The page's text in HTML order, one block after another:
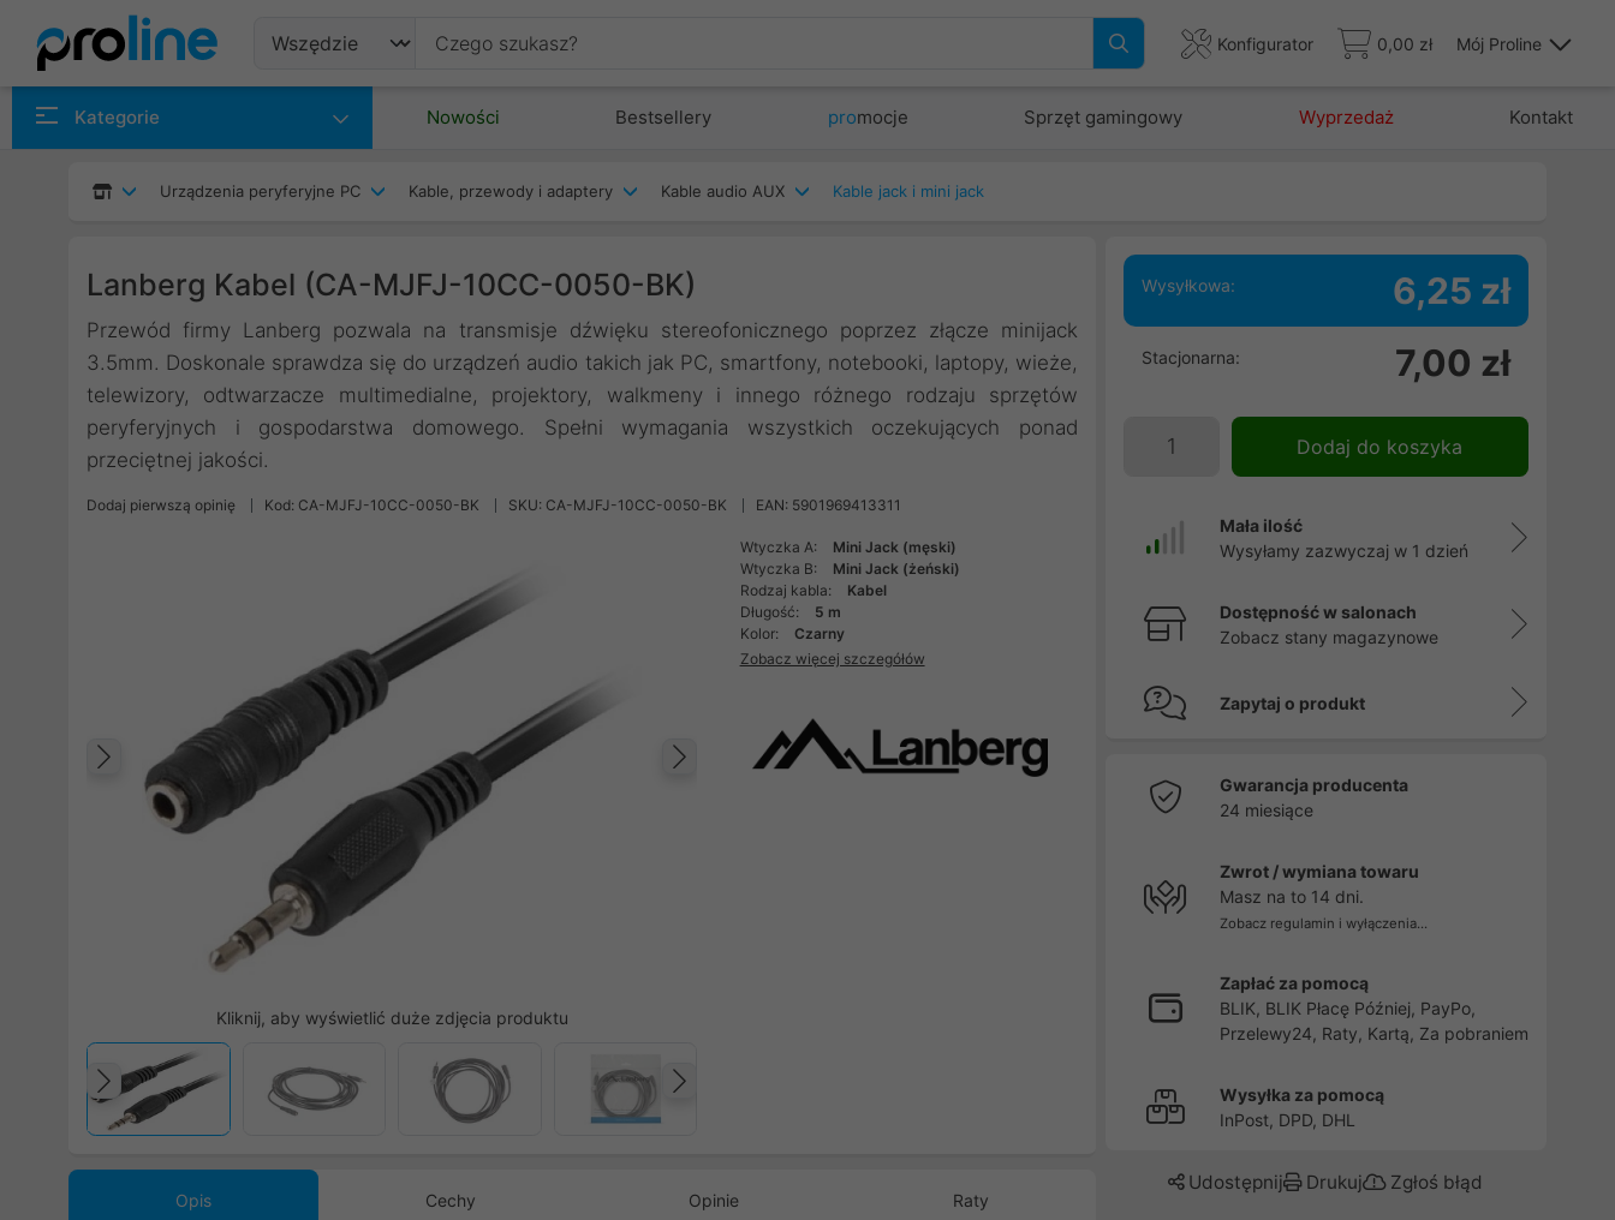
Konfigurator 0,00 zł Mój Proline
Kategorie Nowości Bestsellery promocje Sprzęt gamingowy Wyprzedaż Kontakt
Urządzenia peryferyjne PC Kable, przewody i adaptery Kable audio AUX Kable jack i mini jack
Lanberg Kabel (CA-MJFJ-10CC-0050-BK)
Przewód firmy Lanberg pozwala na transmisje dźwięku stereofonicznego poprzez złącze minijack
3.5mm. Doskonale sprawdza się do urządzeń audio takich jak PC, smartfony, notebooki, laptopy, wieże,
telewizory, odtwarzacze multimedialne, projektory, walkmeny i innego różnego rodzaju sprzętów
peryferyjnych i gospodarstwa domowego. Spełni wymagania wszystkich oczekujących ponad
przeciętnej jakości.
Dodaj pierwszą opinię Kod: CA-MJFJ-10CC-0050-BK SKU: CA-MJFJ-10CC-0050-BK EAN: 5901969413311
Następny
Poprzedni
Kliknij, aby wyświetlić duże zdjęcia produktu
Poprzedni
Wtyczka A:
Mini Jack (męski)
Wtyczka B:
Mini Jack (żeński)
Rodzaj kabla:
Kabel
Długość:
5 m
Kolor:
Czarny
Zobacz więcej szczegółów
Opis Cechy Opinie Raty
Wysyłkowa: 6,25 zł
Stacjonarna: 7,00 zł
Dodaj do koszyka
Mała ilość
Wysyłamy zazwyczaj w 1 dzień
Dostępność w salonach
Zobacz stany magazynowe
Zapytaj o produkt
Gwarancja producenta
24 miesiące
Zwrot / wymiana towaru
Masz na to 14 dni.
Zobacz regulamin i wyłączenia...
Zapłać za pomocą
BLIK, BLIK Płacę Później, PayPo,
Przelewy24, Raty, Kartą, Za pobraniem
Wysyłka za pomocą
InPost, DPD, DHL
Udostępnij Drukuj Zgłoś błąd